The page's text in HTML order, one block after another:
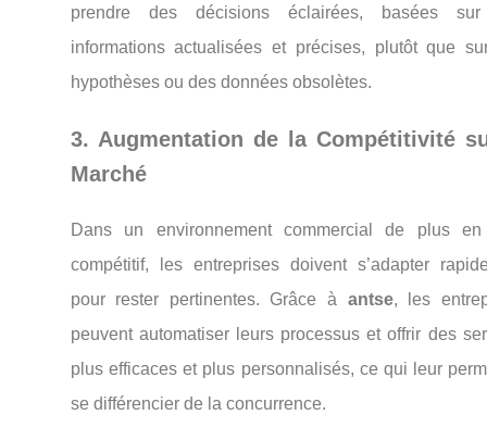
prendre des décisions éclairées, basées
informations actualisées et précises, plutôt que
hypothèses ou des données obsolètes.
3. Augmentation de la Compétitivité
Marché
Dans un environnement commercial de plus
compétitif, les entreprises doivent s’adapter
pour rester pertinentes. Grâce à antse, les
peuvent automatiser leurs processus et offrir des
plus efficaces et plus personnalisés, ce qui leur
se différencier de la concurrence.